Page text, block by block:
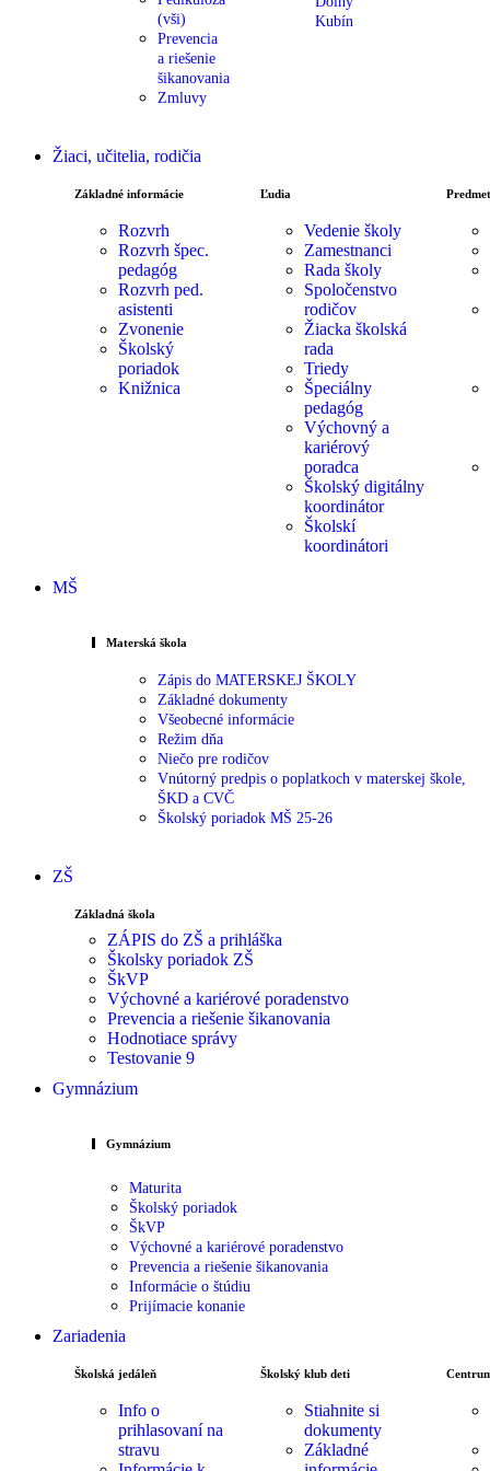
(vši)
Prevencia
a riešenie
šikanovania
Zmluvy
Kubín
Žiaci, učitelia, rodičia
Základné informácie
Rozvrh
Rozvrh špec.
pedagóg
Rozvrh ped.
asistenti
Zvonenie
Školský
poriadok
Knižnica
Ľudia
Vedenie školy
Zamestnanci
Rada školy
Spoločenstvo
rodičov
Žiacka školská
rada
Triedy
Špeciálny
pedagóg
Výchovný a
kariérový
poradca
Školský digitálny
koordinátor
Školskí
koordinátori
MŠ
Materská škola
Zápis do MATERSKEJ ŠKOLY
Základné dokumenty
Všeobecné informácie
Režim dňa
Niečo pre rodičov
Vnútorný predpis o poplatkoch v materskej škole,
ŠKD a CVČ
Školský poriadok MŠ 25-26
ZŠ
Základná škola
ZÁPIS do ZŠ a prihláška
Školsky poriadok ZŠ
ŠkVP
Výchovné a kariérové poradenstvo
Prevencia a riešenie šikanovania
Hodnotiace správy
Testovanie 9
Gymnázium
Gymnázium
Maturita
Školský poriadok
ŠkVP
Výchovné a kariérové poradenstvo
Prevencia a riešenie šikanovania
Informácie o štúdiu
Prijímacie konanie
Zariadenia
Školská jedáleň
Info o
prihlasovaní na
stravu
Školský klub deti
Stiahnite si
dokumenty
Základné